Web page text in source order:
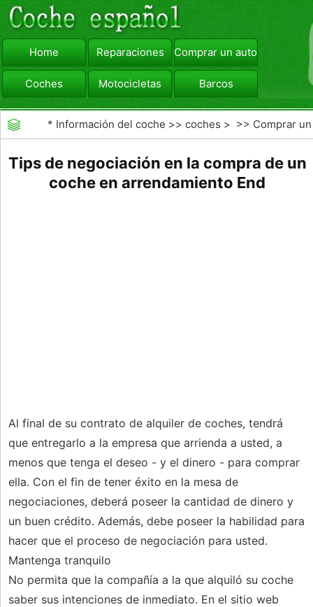
Home Reparaciones Comprar un automóvil
Coches Motocicletas Barcos
viajar Camiones
* Información del coche >>coches > >> Comprar un
Tips de negociación en la compra de un
coche en arrendamiento End
Al final de su contrato de alquiler de coches, tendrá
que entregarlo a la empresa que arrienda a usted, a
menos que tenga el deseo - y el dinero - para comprar
ella. Con el fin de tener éxito en la mesa de
negociaciones, deberá poseer la cantidad de dinero y
un buen crédito. Además, debe poseer la habilidad para
hacer que el proceso de negociación para usted.
Mantenga tranquilo
No permita que la compañía a la que alquiló su coche
saber sus intenciones de inmediato. En el sitio web